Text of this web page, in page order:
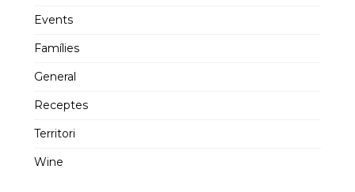
Events
Famílies
General
Receptes
Territori
Wine